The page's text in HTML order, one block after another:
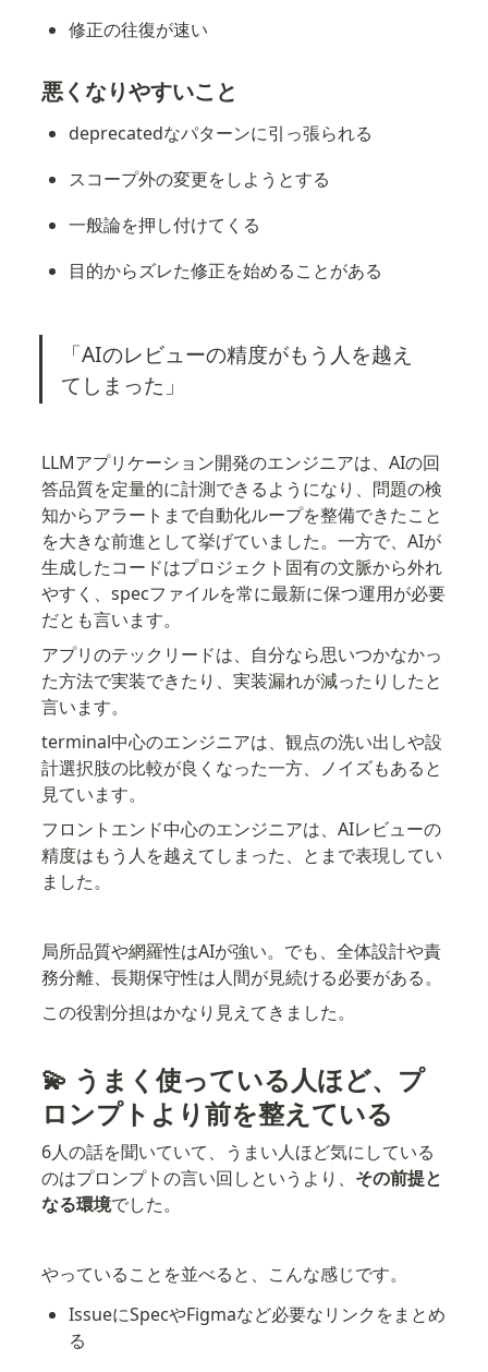
修正の往復が速い
悪くなりやすいこと
deprecatedなパターンに引っ張られる
スコープ外の変更をしようとする
一般論を押し付けてくる
目的からズレた修正を始めることがある
「AIのレビューの精度がもう人を越え
てしまった」
LLMアプリケーション開発のエンジニアは、AIの回
答品質を定量的に計測できるようになり、問題の検
知からアラートまで自動化ループを整備できたこと
を大きな前進として挙げていました。一方で、AIが
生成したコードはプロジェクト固有の文脈から外れ
やすく、specファイルを常に最新に保つ運用が必要
だとも言います。
アプリのテックリードは、自分なら思いつかなかっ
た方法で実装できたり、実装漏れが減ったりしたと
言います。
terminal中心のエンジニアは、観点の洗い出しや設
計選択肢の比較が良くなった一方、ノイズもあると
見ています。
フロントエンド中心のエンジニアは、AIレビューの
精度はもう人を越えてしまった、とまで表現してい
ました。
局所品質や網羅性はAIが強い。でも、全体設計や責
務分離、長期保守性は人間が見続ける必要がある。
この役割分担はかなり見えてきました。
💫 うまく使っている人ほど、プ
ロンプトより前を整えている
6人の話を聞いていて、うまい人ほど気にしている
のはプロンプトの言い回しというより、 その前提と
なる環境でした。
やっていることを並べると、こんな感じです。
IssueにSpecやFigmaなど必要なリンクをまとめ
る